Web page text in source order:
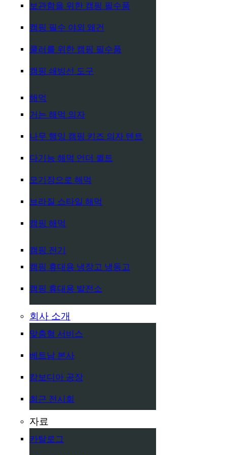
보관함을 위한 캠핑 필수품
캠핑 필수 야외 왜건
쿨러를 위한 캠핑 필수품
캠핑 쇄빙선 도구
해먹
거는 해먹 의자
나무 행잉 캠핑 키즈 의자 텐트
다기능 해먹 언더 퀼트
모기장으로 해먹
브라질 스타일 해먹
캠핑 해먹
캠핑 전기
캠핑 휴대용 냉장고 냉동고
캠핑 휴대용 발전소
회사 소개
맞춤형 서비스
베트남 본사
캄보디아 공장
최근 전시회
자료
카탈로그